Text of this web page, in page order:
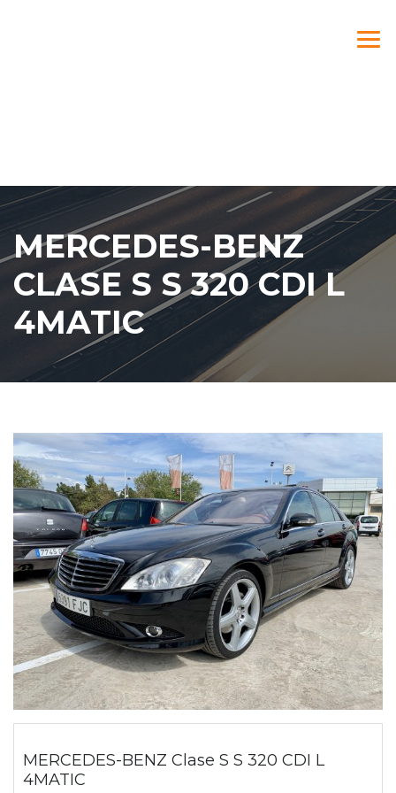
MERCEDES-BENZ
CLASE S S 320 CDI L
4MATIC
MERCEDES-BENZ Clase S S 320 CDI L
4MATIC